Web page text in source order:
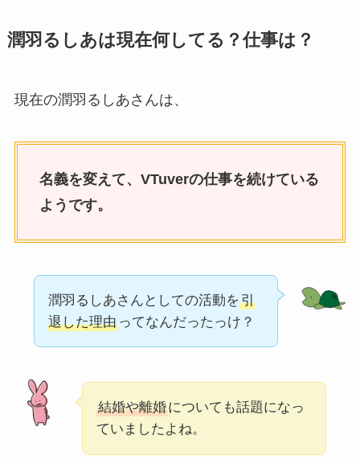
潤羽るしあは現在何してる？仕事は？
現在の潤羽るしあさんは、
名義を変えて、VTuverの仕事を続けている
ようです。
潤羽るしあさんとしての活動を引
退した理由ってなんだったっけ？
結婚や離婚についても話題になっ
ていましたよね。